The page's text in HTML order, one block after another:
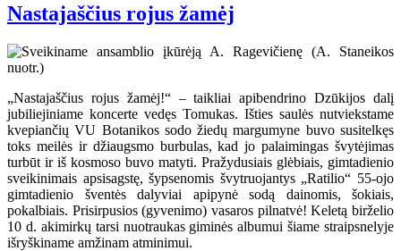
Nastajaščius rojus žamėj
„Nastajaščius rojus žamėj!“ – taikliai apibendrino Dzūkijos dalį
jubiliejiniame koncerte vedęs Tomukas. Išties saulės nutviekstame
kvepiančių VU Botanikos sodo žiedų margumyne buvo susitelkęs
toks meilės ir džiaugsmo burbulas, kad jo palaimingas švytėjimas
turbūt ir iš kosmoso buvo matyti. Pražydusiais glėbiais, gimtadienio
sveikinimais apsisagstę, šypsenomis švytruojantys „Ratilio“ 55-ojo
gimtadienio šventės dalyviai apipynė sodą dainomis, šokiais,
pokalbiais. Prisirpusios (gyvenimo) vasaros pilnatvė! Keletą birželio
10 d. akimirkų tarsi nuotraukas giminės albumui šiame straipsnelyje
išryškiname amžinam atminimui.